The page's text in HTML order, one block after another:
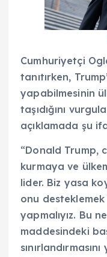
Cumhuriyetçi
tanıtırken,
yapabilmesinin
taşıdığını
açıklamada şu
“Donald Trump,
kurmaya ve
lider. Biz yasa
onu
yapmalıyız. Bu
maddesindeki